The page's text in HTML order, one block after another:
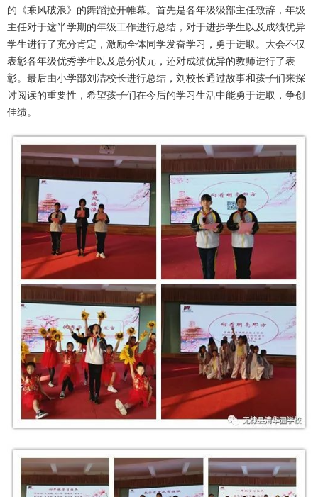
的《乘风破浪》的舞蹈拉开帷幕。首先是各年级级部主任致辞，年级
主任对于这半学期的年级工作进行总结，对于进步学生以及成绩优异
学生进行了充分肯定，激励全体同学发奋学习，勇于进取。大会不仅
表彰各年级优秀学生以及总分状元，还对成绩优异的教师进行了表
彰。最后由小学部刘洁校长进行总结，刘校长通过故事和孩子们来探
讨阅读的重要性，希望孩子们在今后的学习生活中能勇于进取，争创
佳绩。